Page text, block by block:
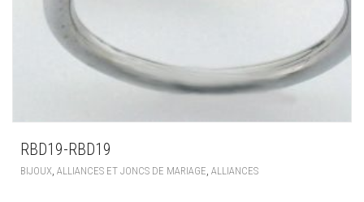
RBD19-RBD19
BIJOUX, ALLIANCES ET JONCS DE MARIAGE, ALLIANCES